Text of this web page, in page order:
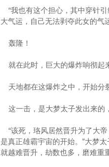
“我也有这个担心，其中穿针
大气运，自己无法剥夺此女的气
轰隆！
就在此时，巨大的爆炸响彻起
天地都在这爆炸之中，开始分
这一击，是大梦太子发出来的
“该死，珞风居然晋升为了大
是真正雄霸宇宙的开始。”大梦
就越难晋升，劫数也多，磨难重